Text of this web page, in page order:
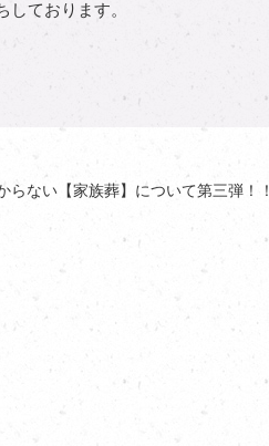
しております。
らない【家族葬】について第三弾！！